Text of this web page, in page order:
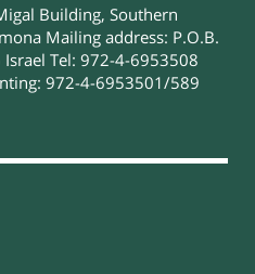
Building, Southern
Mailing address: P.O.B.
Tel: 972-4-6953508
972-4-6953501/589